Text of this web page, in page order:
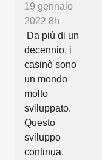
19 gennaio
2022 8h
Da più di un
decennio, i
casinò sono
un mondo
molto
sviluppato.
Questo
sviluppo
continua,